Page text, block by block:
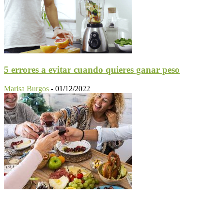
5 errores a evitar cuando quieres ganar peso
Marisa Burgos - 01/12/2022